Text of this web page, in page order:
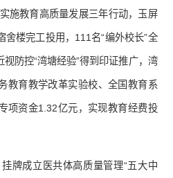
实施教育高质量发展三年行动，玉屏
楼完工投用，111名“编外校长”全
防控“湾塘经验”得到印证推广，湾
教育教学改革实验校、全国教育系
项资金1.32亿元，实现教育经费投
挂牌成立医共体高质量管理“五大中